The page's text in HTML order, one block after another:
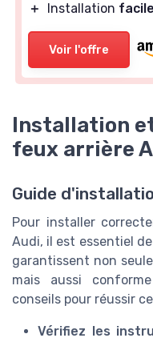
＋
Installation facile
Voir l'offre
Installation
feux arrière
Guide
Pour installer
Audi, il est essentiel
garantissent non
mais aussi
conseils pour réussir
Vérifiez les